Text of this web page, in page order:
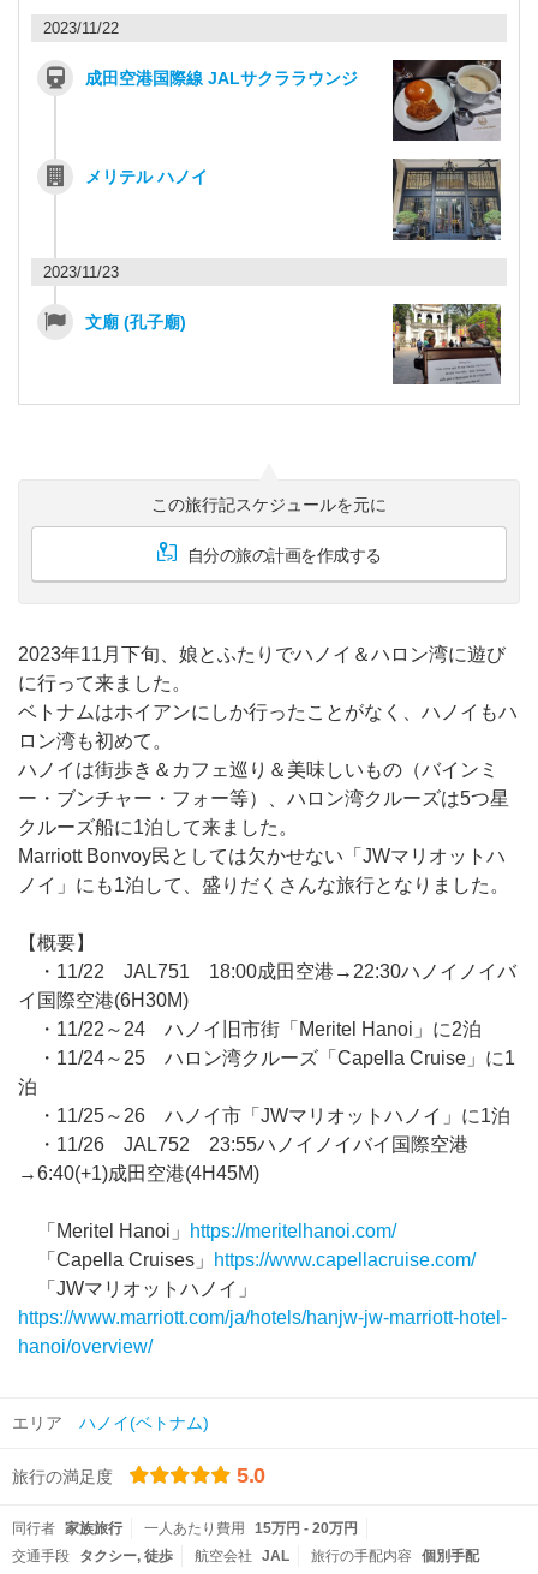
2023/11/22
成田空港国際線 JALサクララウンジ
メリテル ハノイ
2023/11/23
文廟 (孔子廟)
この旅行記スケジュールを元に
自分の旅の計画を作成する
2023年11月下旬、娘とふたりでハノイ＆ハロン湾に遊び
に行って来ました。
ベトナムはホイアンにしか行ったことがなく、ハノイもハ
ロン湾も初めて。
ハノイは街歩き＆カフェ巡り＆美味しいもの（バインミ
ー・ブンチャー・フォー等）、ハロン湾クルーズは5つ星
クルーズ船に1泊して来ました。
Marriott Bonvoy民としては欠かせない「JWマリオットハ
ノイ」にも1泊して、盛りだくさんな旅行となりました。
【概要】
・11/22 JAL751 18:00成田空港→22:30ハノイノイバ
イ国際空港(6H30M)
・11/22～24 ハノイ旧市街「Meritel Hanoi」に2泊
・11/24～25 ハロン湾クルーズ「Capella Cruise」に1
泊
・11/25～26 ハノイ市「JWマリオットハノイ」に1泊
・11/26 JAL752 23:55ハノイノイバイ国際空港
→6:40(+1)成田空港(4H45M)
「Meritel Hanoi」
https://meritelhanoi.com/
「Capella Cruises」
https://www.capellacruise.com/
「JWマリオットハノイ」
https://www.marriott.com/ja/hotels/hanjw-jw-marriott-hotel-
hanoi/overview/
エリア ハノイ(ベトナム)
旅行の満足度 5.0
同行者 家族旅行 一人あたり費用
15万円 - 20万円
交通手段
タクシー 徒歩 航空会社 JAL 旅行の手配内容 個別手配